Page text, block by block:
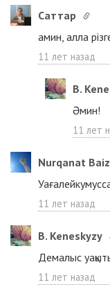
Cаттар
амин, алла
11 лет назад
B.
Әмин!
11 лет
Nurqanat
11 лет назад
B. Keneskyzy
Демалыс
11 лет назад